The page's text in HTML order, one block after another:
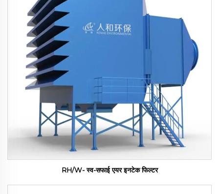
RH/W- स्व-सफाई एयर इनटेक फिल्टर